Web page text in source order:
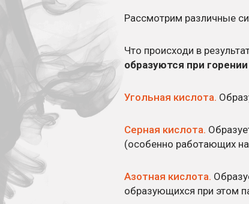
Рассмотрим различные
Что происходи в
образуются при
Угольная кислота.
Серная кислота.
(особенно работающих
Азотная кислота.
образующихся при этом